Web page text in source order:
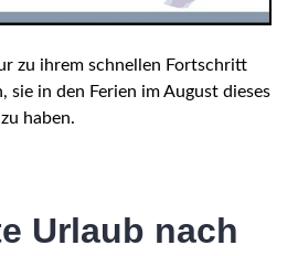
zu ihrem schnellen Fortschritt
sie in den Ferien im August dieses
haben.
Urlaub nach